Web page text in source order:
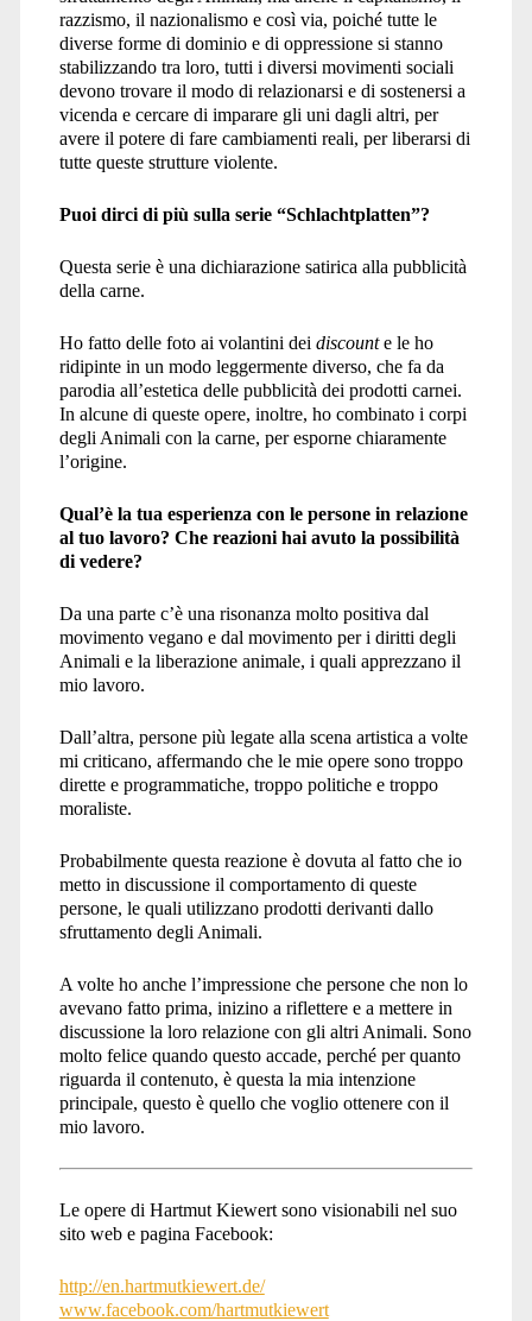
razzismo, il nazionalismo e così via, poiché tutte le
diverse forme di dominio e di oppressione si stanno
stabilizzando tra loro, tutti i diversi movimenti sociali
devono trovare il modo di relazionarsi e di sostenersi a
vicenda e cercare di imparare gli uni dagli altri, per
avere il potere di fare cambiamenti reali, per liberarsi di
tutte queste strutture violente.
Puoi dirci di più sulla serie “Schlachtplatten”?
Questa serie è una dichiarazione satirica alla pubblicità
della carne.
Ho fatto delle foto ai volantini dei discounte le ho
ridipinte in un modo leggermente diverso, che fa da
parodia all’estetica delle pubblicità dei prodotti carnei.
In alcune di queste opere, inoltre, ho combinato i corpi
degli Animali con la carne, per esporne chiaramente
l’origine.
Qual’è la tua esperienza con le persone in relazione
al tuo lavoro? Che reazioni hai avuto la possibilità
di vedere?
Da una parte c’è una risonanza molto positiva dal
movimento vegano e dal movimento per i diritti degli
Animali e la liberazione animale, i quali apprezzano il
mio lavoro.
Dall’altra, persone più legate alla scena artistica a volte
mi criticano, affermando che le mie opere sono troppo
dirette e programmatiche, troppo politiche e troppo
moraliste.
Probabilmente questa reazione è dovuta al fatto che io
metto in discussione il comportamento di queste
persone, le quali utilizzano prodotti derivanti dallo
sfruttamento degli Animali.
A volte ho anche l’impressione che persone che non lo
avevano fatto prima, inizino a riflettere e a mettere in
discussione la loro relazione con gli altri Animali. Sono
molto felice quando questo accade, perché per quanto
riguarda il contenuto, è questa la mia intenzione
principale, questo è quello che voglio ottenere con il
mio lavoro.
Le opere di Hartmut Kiewert sono visionabili nel suo
sito web e pagina Facebook:
http://en.hartmutkiewert.de/
www.facebook.com/hartmutkiewert